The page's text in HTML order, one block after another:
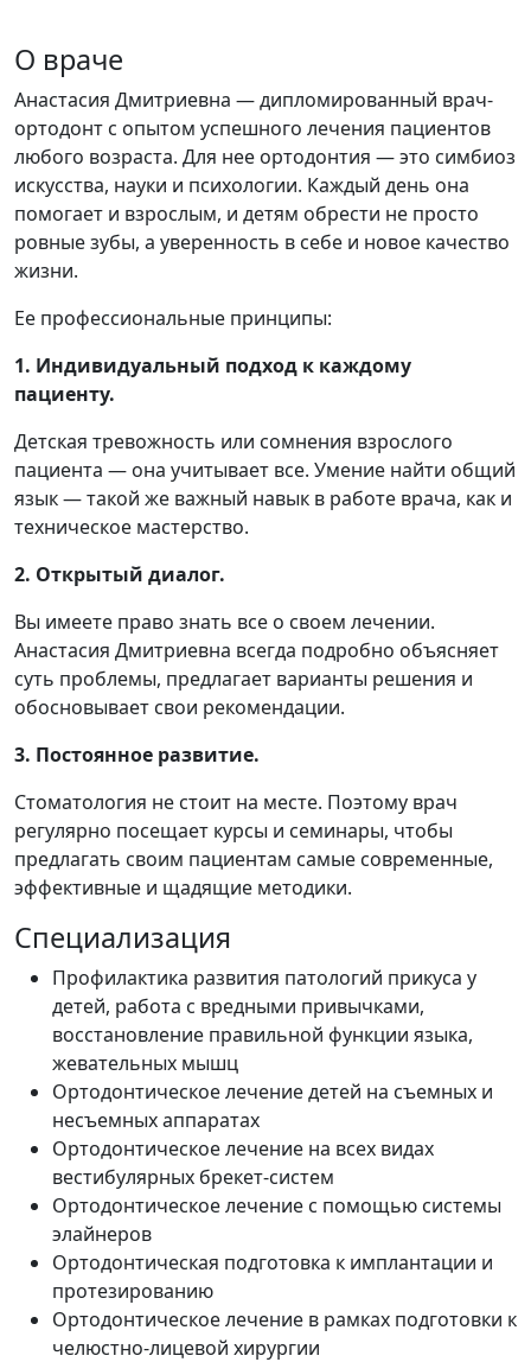
О враче
Анастасия Дмитриевна — дипломированный врач-
ортодонт с опытом успешного лечения пациентов
любого возраста. Для нее ортодонтия — это симбиоз
искусства, науки и психологии. Каждый день она
помогает и взрослым, и детям обрести не просто
ровные зубы, а уверенность в себе и новое качество
жизни.
Ее профессиональные принципы:
1. Индивидуальный подход к каждому
пациенту.
Детская тревожность или сомнения взрослого
пациента — она учитывает все. Умение найти общий
язык — такой же важный навык в работе врача, как и
техническое мастерство.
2. Открытый диалог.
Вы имеете право знать все о своем лечении.
Анастасия Дмитриевна всегда подробно объясняет
суть проблемы, предлагает варианты решения и
обосновывает свои рекомендации.
3. Постоянное развитие.
Стоматология не стоит на месте. Поэтому врач
регулярно посещает курсы и семинары, чтобы
предлагать своим пациентам самые современные,
эффективные и щадящие методики.
Специализация
Профилактика развития патологий прикуса у
детей, работа с вредными привычками,
восстановление правильной функции языка,
жевательных мышц
Ортодонтическое лечение детей на съемных и
несъемных аппаратах
Ортодонтическое лечение на всех видах
вестибулярных брекет-систем
Ортодонтическое лечение с помощью системы
элайнеров
Ортодонтическая подготовка к имплантации и
протезированию
Ортодонтическое лечение в рамках подготовки к
челюстно-лицевой хирургии